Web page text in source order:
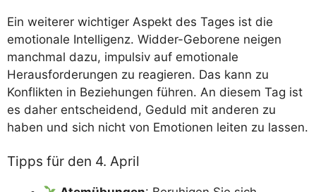
Ein weiterer wichtiger Aspekt des Tages ist die
emotionale Intelligenz. Widder-Geborene neigen
manchmal dazu, impulsiv auf emotionale
Herausforderungen zu reagieren. Das kann zu
Konflikten in Beziehungen führen. An diesem Tag ist
es daher entscheidend, Geduld mit anderen zu
haben und sich nicht von Emotionen leiten zu lassen.
Tipps für den 4. April